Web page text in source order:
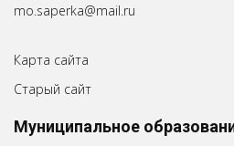
mo.saperka@mail.ru
Карта сайта
Старый сайт
Муниципальное